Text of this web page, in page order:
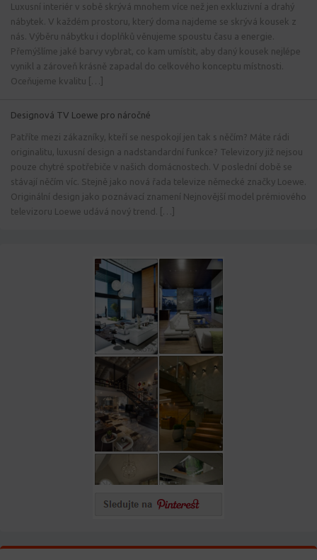
Luxusní interiér v sobě skrývá mnohem více než jen exkluzivní a drahý
nábytek. V každém prostoru, který doma najdeme se skrývá kousek z
nás. Výběru nábytku i doplňků věnujeme spoustu času a energie.
Přemýšlíme jaké barvy vybrat, co kam umístit, aby daný kousek nejlépe
vynikl a zároveň krásně zapadal do celkového konceptu místnosti.
Oceňujeme kvalitu […]
Designová TV Loewe pro náročné
Patříte mezi zákazníky, kteří se nespokojí jen tak s něčím? Máte rádi
originalitu, luxusní design a nadstandardní funkce? Televizory již nejsou
pouze chytré spotřebiče v našich domácnostech. V poslední době se
stávají něčím víc. Stejně jako nová řada televize německé značky Loewe.
Originální design jako poznávací znamení Nejnovější model prémiového
televizoru Loewe udává nový trend. […]